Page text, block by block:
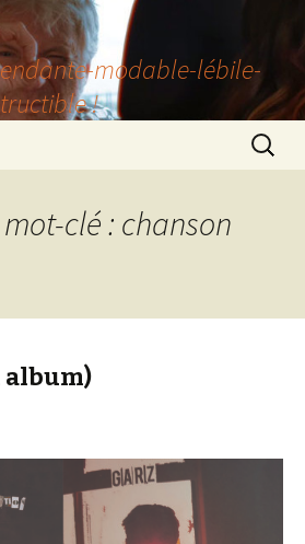
modable-lébile-
!
clé : chanson
album)